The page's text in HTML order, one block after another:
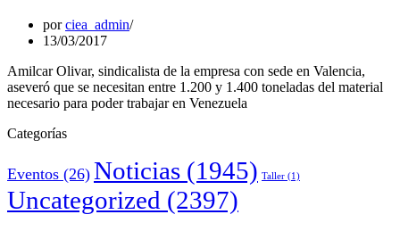
porciea_admin
13/03/2017
Amilcar Olivar, sindicalista de la empresa con sede en Valencia,
aseveró que se necesitan entre 1.200 y 1.400 toneladas del material
necesario para poder trabajar en Venezuela
Categorías
Eventos (26) Noticias (1945) Taller (1)
Uncategorized (2397)